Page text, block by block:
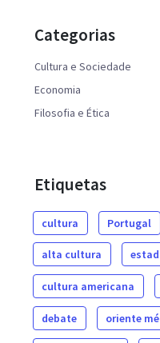
Categorias
Cultura e Sociedade
Economia
Filosofia e Ética
Etiquetas
cultura Portugal
alta cultura
cultura americana
debate oriente